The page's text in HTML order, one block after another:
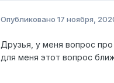
Опубликовано 17 ноября,
Друзья, у меня вопрос
для меня этот вопрос